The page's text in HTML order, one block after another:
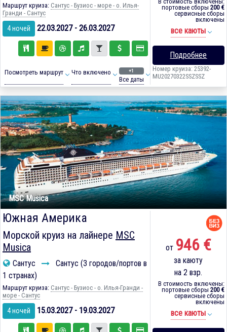
Маршрут круиза: Сантус - Бузиос - море - о. Илья-
Гранди - Сантус
4 ночей 22.03.2027 - 26.03.2027
Посмотреть маршрут Что включено +1
Все даты
портовые сборы 200 €
сервисные сборы
включены
все каюты
Подробнее
Номер круиза: 25392-
MU20270322SSZSSZ
MSC Musica
Южная Америка
Морской круиз на лайнере MSC
Musica
Сантус
Сантус (3 городов/портов в
1 странах)
Маршрут круиза: Сантус - Бузиос - о. Илья-Гранди -
море - Сантус
4 ночей 15.03.2027 - 19.03.2027
от 946 €
за каюту
на 2 взр.
В стоимость включены:
портовые сборы 200 €
сервисные сборы
включены
все каюты